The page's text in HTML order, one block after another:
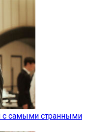
с самыми странными